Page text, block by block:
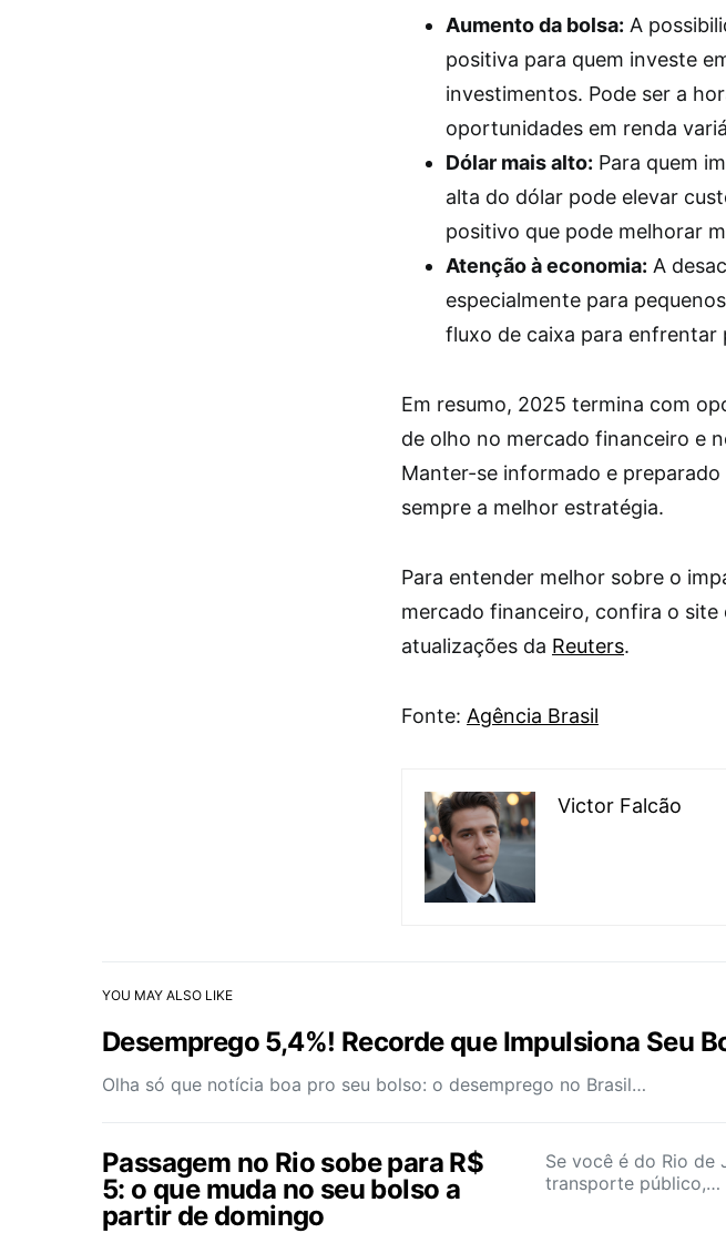
Aumento da bolsa: A
positiva para quem investe
investimentos. Pode ser a
oportunidades em renda
Dólar mais alto: Para quem
alta do dólar pode elevar
positivo que pode melhorar
Atenção à economia: A
especialmente para
fluxo de caixa para enfrentar
Em resumo, 2025 termina com
de olho no mercado financeiro e
Manter-se informado e
sempre a melhor estratégia.
Para entender melhor sobre o
mercado financeiro, confira o site
atualizações da Reuters.
Fonte: Agência Brasil
Victor Falcão
YOU MAY ALSO LIKE
Desemprego 5,4%! Recorde que Impulsiona Seu
Olha só que notícia boa pro seu bolso: o desemprego no Brasil…
Passagem no Rio sobe para R$
5: o que muda no seu bolso a
partir de domingo
Se você é do Rio de
transporte público,…